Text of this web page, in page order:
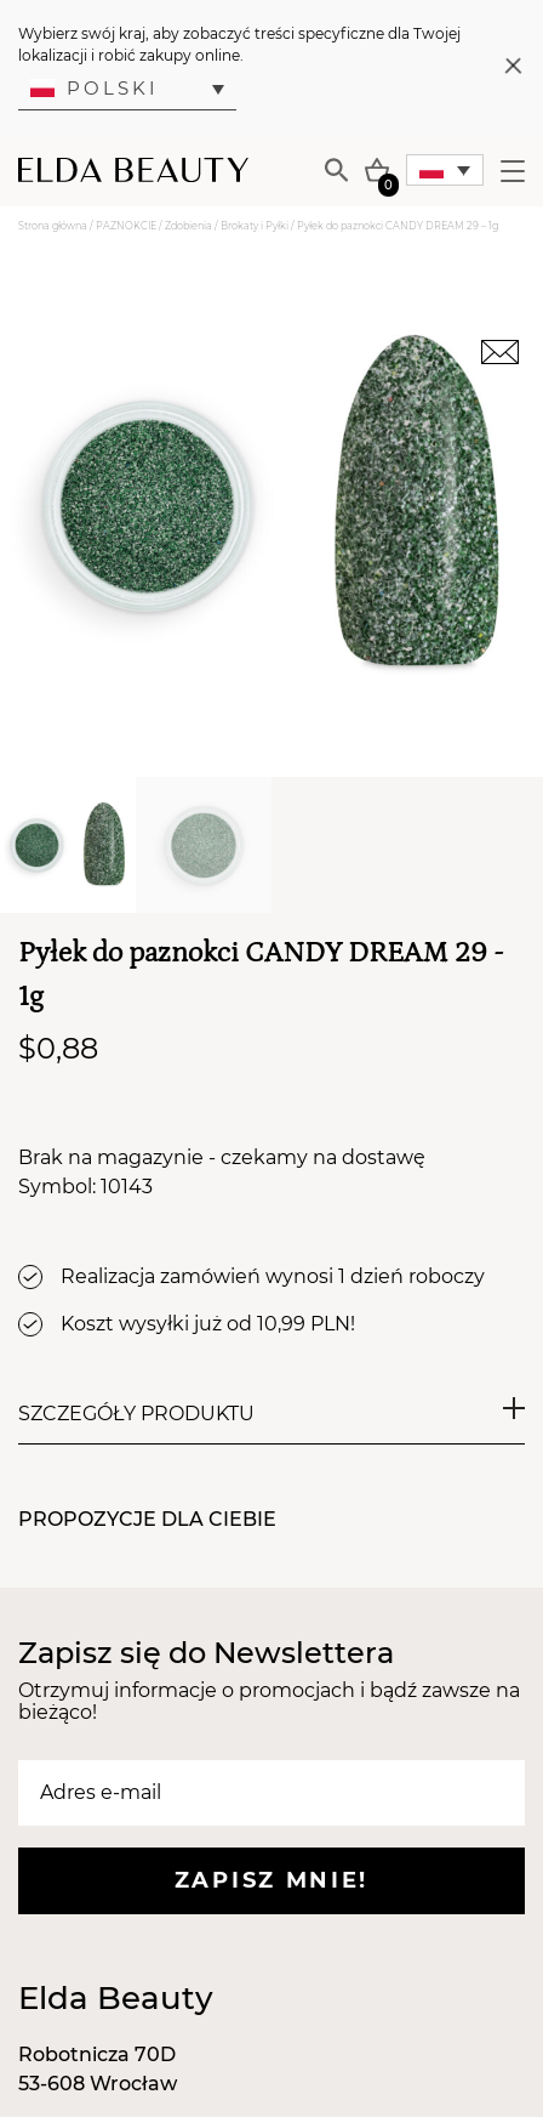
Wybierz swój kraj, aby zobaczyć treści specyficzne dla Twojej
lokalizacji i robić zakupy online.
POLSKI
0
Suma koszyka (
Strona główna / PAZNOKCIE / Zdobienia / Brokaty i Pyłki / Pyłek do paznokci CANDY DREAM 29 – 1g
Pyłek do paznokci CANDY DREAM 29 -
1g
$0,88
Brak na magazynie - czekamy na dostawę
Symbol: 10143
Realizacja zamówień wynosi 1 dzień roboczy
Koszt wysyłki już od 10,99 PLN!
SZCZEGÓŁY PRODUKTU
ZAPEWNIĄ PIORONUJĄCE WRAŻENIE!
Idealnie nadaje się do tworzenia wzorków, ale i
Szeroka gama kolorystyczna pozwala wykonać
niezliczoną liczbę zdobień.
CANDY DREAM można nakładać na dowolny kolor,
PROPOZYCJE DLA CIEBIE
Zapisz się do Newslettera
Otrzymuj informacje o promocjach i bądź zawsze na
bieżąco!
ZAPISZ MNIE!
Elda Beauty
Robotnicza 70D
53-608 Wrocław